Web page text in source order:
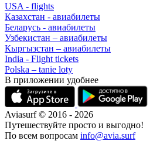
USA - flights
Казахстан - авиабилеты
Беларусь - авиабилеты
Узбекистан – авиабилеты
Кыргызстан – авиабилеты
India - Flight tickets
Polska – tanie loty
В приложении удобнее
Aviasurf © 2016 - 2026
Путешествуйте просто и выгодно!
По всем вопросам info@avia.surf